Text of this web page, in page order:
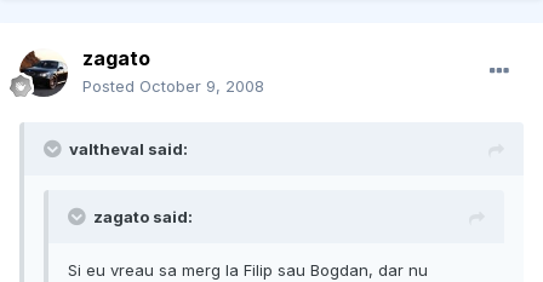
zagato
Posted October 9, 2008
valtheval said:
zagato said:
Si eu vreau sa merg la Filip sau Bogdan, dar nu